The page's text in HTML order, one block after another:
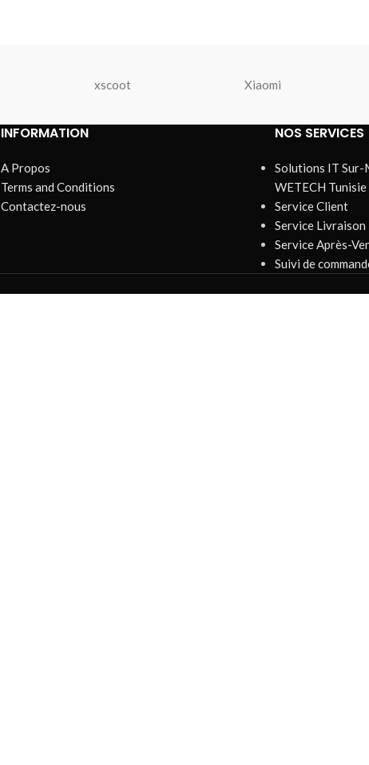
xscoot Xiaomi
INFORMATION
A Propos
Terms and Conditions
Contactez-nous
NOS SERVICES
Solutions IT Sur-
WETECH Tunisie
Service Client
Service Livraison
Service Après-
Suivi de